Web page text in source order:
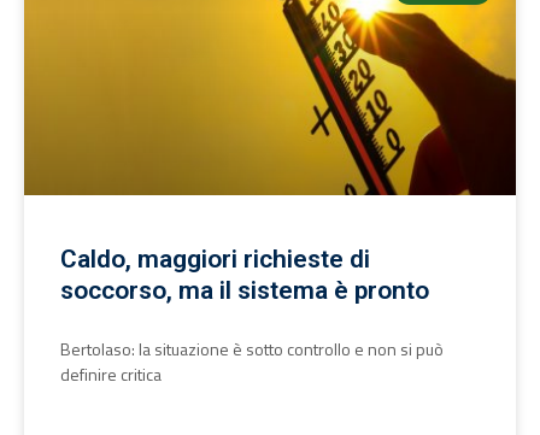
Caldo, maggiori richieste di
soccorso, ma il sistema è pronto
Bertolaso: la situazione è sotto controllo e non si può
definire critica